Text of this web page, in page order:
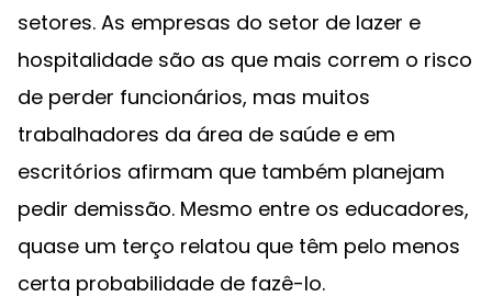
setores. As empresas do setor de lazer e
hospitalidade são as que mais correm o risco
de perder funcionários, mas muitos
trabalhadores da área de saúde e em
escritórios afirmam que também planejam
pedir demissão. Mesmo entre os educadores,
quase um terço relatou que têm pelo menos
certa probabilidade de fazê-lo.